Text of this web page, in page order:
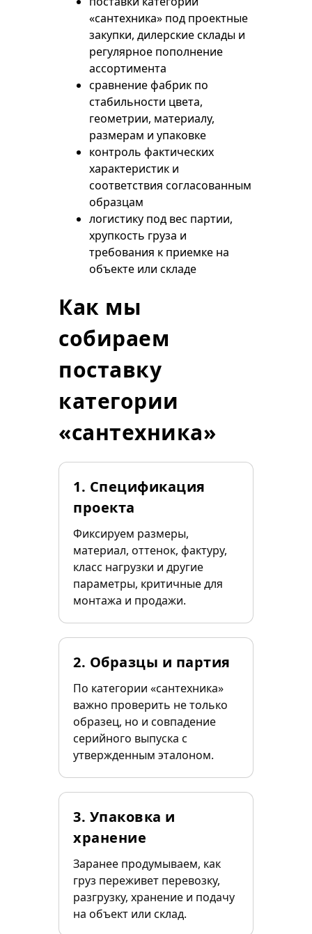
«сантехника» под проектные
закупки, дилерские склады и
регулярное пополнение
ассортимента
сравнение фабрик по
стабильности цвета,
геометрии, материалу,
размерам и упаковке
контроль фактических
характеристик и
соответствия согласованным
образцам
логистику под вес партии,
хрупкость груза и
требования к приемке на
объекте или складе
Как мы
собираем
поставку
категории
«сантехника»
1. Спецификация
проекта
Фиксируем размеры,
материал, оттенок, фактуру,
класс нагрузки и другие
параметры, критичные для
монтажа и продажи.
2. Образцы и партия
По категории «сантехника»
важно проверить не только
образец, но и совпадение
серийного выпуска с
утвержденным эталоном.
3. Упаковка и
хранение
Заранее продумываем, как
груз переживет перевозку,
разгрузку, хранение и подачу
на объект или склад.